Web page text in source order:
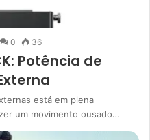
0 36
Potência de
está em plena
um movimento ousado…